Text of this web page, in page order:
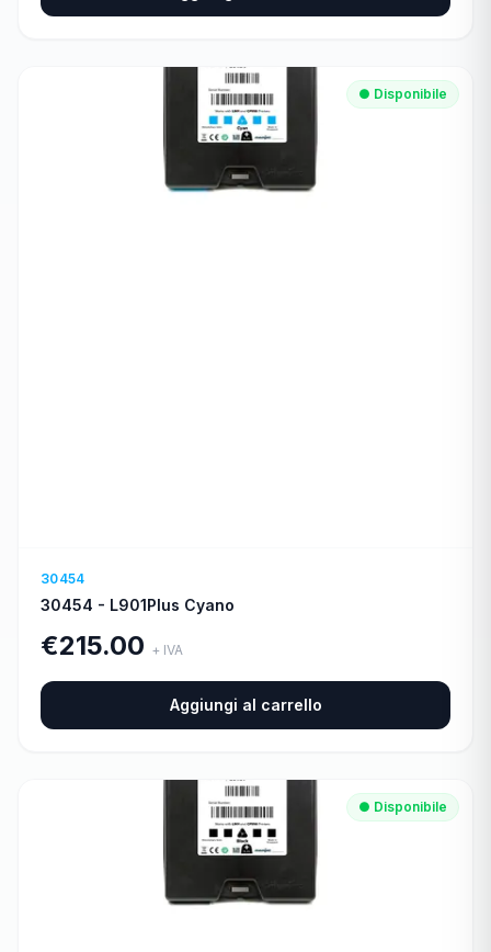
● Disponibile
30454
30454 - L901Plus Cyano
€215.00 + IVA
Aggiungi al carrello
● Disponibile